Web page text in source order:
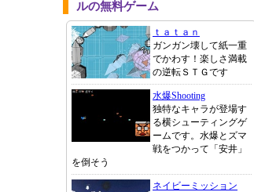
ルの無料ゲーム
ｔａｔａｎ
ガンガン壊して紙一重
でかわす！楽しさ満載
の逆転ＳＴＧです
水爆Shooting
独特なキャラが登場す
る横シューティングゲ
ームです。水爆とズマ
戦をつかって「安井」
を倒そう
ネイビーミッション